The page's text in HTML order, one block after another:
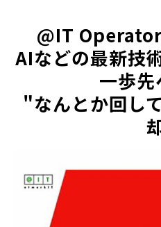
私たち
サービスガイ
課題/ターゲ
オンライン展示
セミナー
販売パー
@IT
AIなどの最新技
一歩
"なんとか回し